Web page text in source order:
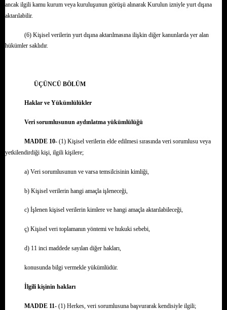
ancak ilgili kamu kurum veya kuruluşunun görüşü alınarak Kurulun izniyle yurt dışına
aktarılabilir.
(6) Kişisel verilerin yurt dışına aktarılmasına ilişkin diğer kanunlarda yer alan
hükümler saklıdır.
ÜÇÜNCÜ BÖLÜM
Haklar ve Yükümlülükler
Veri sorumlusunun aydınlatma yükümlülüğü
MADDE 10-(1) Kişisel verilerin elde edilmesi sırasında veri sorumlusu veya
yetkilendirdiği kişi, ilgili kişilere;
a) Veri sorumlusunun ve varsa temsilcisinin kimliği,
b) Kişisel verilerin hangi amaçla işleneceği,
c) İşlenen kişisel verilerin kimlere ve hangi amaçla aktarılabileceği,
ç) Kişisel veri toplamanın yöntemi ve hukuki sebebi,
d) 11 inci maddede sayılan diğer hakları,
konusunda bilgi vermekle yükümlüdür.
İlgili kişinin hakları
MADDE 11-(1) Herkes, veri sorumlusuna başvurarak kendisiyle ilgili;